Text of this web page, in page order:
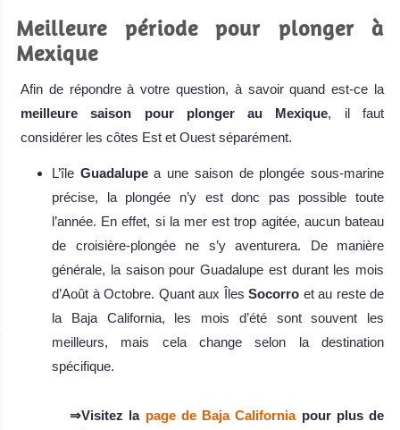
Meilleure période pour plonger à
Mexique
Afin de répondre à votre question, à savoir quand est-ce la
meilleure saison pour plonger au Mexique, il faut
considérer les côtes Est et Ouest séparément.
L’île Guadalupea une saison de plongée sous-marine
précise, la plongée n’y est donc pas possible toute
l’année. En effet, si la mer est trop agitée, aucun bateau
de croisière-plongée ne s’y aventurera. De manière
générale, la saison pour Guadalupe est durant les mois
d’Août à Octobre. Quant aux Îles Socorro et au reste de
la Baja California, les mois d’été sont souvent les
meilleurs, mais cela change selon la destination
spécifique.
⇒Visitez la page de Baja California pour plus de